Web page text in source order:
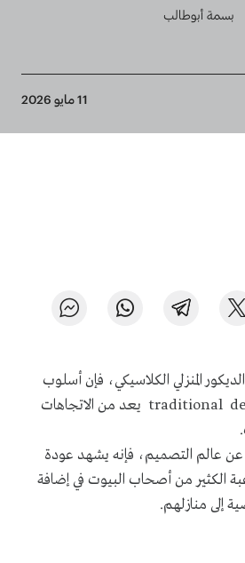
بسمة أبوطالب
11 مايو 2026
المنزلي الكلاسيكي، فإن أسلوب
التصميم التقليديtraditional design يعد من الاتجاهات
عالم التصميم، فإنه يشهد عودة
الكثير من أصحاب البيوت في إضافة
إلى منازلهم.